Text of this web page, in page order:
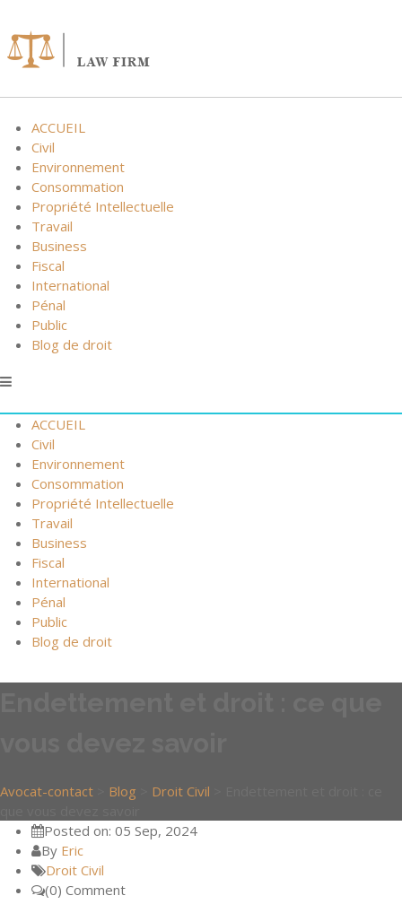
content
ACCUEIL
Civil
Environnement
Consommation
Propriété Intellectuelle
Travail
Business
Fiscal
International
Pénal
Public
Blog de droit
ACCUEIL
Civil
Environnement
Consommation
Propriété Intellectuelle
Travail
Business
Fiscal
International
Pénal
Public
Blog de droit
Avocat-contact Blog Droit Civil
Posted on: 05 Sep, 2024
By Eric
Droit Civil
(0) Comment